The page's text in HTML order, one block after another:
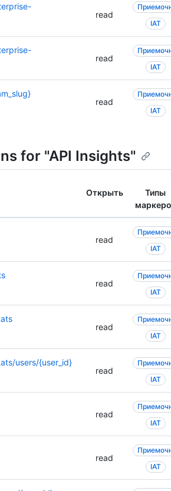
read
IAT
read
IAT
read
IAT
for "API Insights"
Открыть
Типы
read
IAT
read
IAT
read
IAT
users/{user_id}
read
IAT
read
IAT
read
IAT